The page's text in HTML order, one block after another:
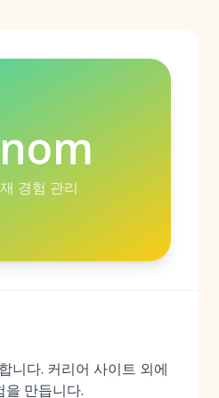
경험 관리
니다. 커리어 사이트 외에
만듭니다.